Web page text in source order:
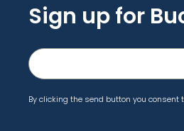
Sign up for
By clicking the send button you